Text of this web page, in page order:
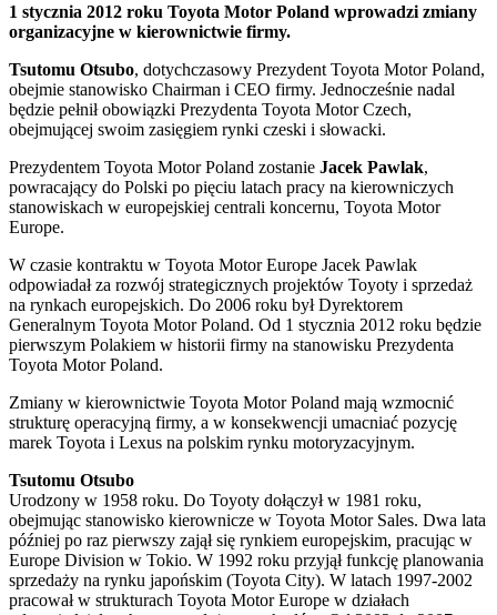
1 stycznia 2012 roku Toyota Motor Poland wprowadzi zmiany
organizacyjne w kierownictwie firmy.
Tsutomu Otsubo, dotychczasowy Prezydent Toyota Motor Poland,
obejmie stanowisko Chairman i CEO firmy. Jednocześnie nadal
będzie pełnił obowiązki Prezydenta Toyota Motor Czech,
obejmującej swoim zasięgiem rynki czeski i słowacki.
Prezydentem Toyota Motor Poland zostanie Jacek Pawlak,
powracający do Polski po pięciu latach pracy na kierowniczych
stanowiskach w europejskiej centrali koncernu, Toyota Motor
Europe.
W czasie kontraktu w Toyota Motor Europe Jacek Pawlak
odpowiadał za rozwój strategicznych projektów Toyoty i sprzedaż
na rynkach europejskich. Do 2006 roku był Dyrektorem
Generalnym Toyota Motor Poland. Od 1 stycznia 2012 roku będzie
pierwszym Polakiem w historii firmy na stanowisku Prezydenta
Toyota Motor Poland.
Zmiany w kierownictwie Toyota Motor Poland mają wzmocnić
strukturę operacyjną firmy, a w konsekwencji umacniać pozycję
marek Toyota i Lexus na polskim rynku motoryzacyjnym.
Tsutomu Otsubo
Urodzony w 1958 roku. Do Toyoty dołączył w 1981 roku,
obejmując stanowisko kierownicze w Toyota Motor Sales. Dwa lata
później po raz pierwszy zajął się rynkiem europejskim, pracując w
Europe Division w Tokio. W 1992 roku przyjął funkcję planowania
sprzedaży na rynku japońskim (Toyota City). W latach 1997-2002
pracował w strukturach Toyota Motor Europe w działach